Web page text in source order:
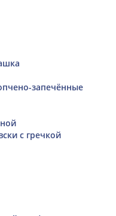
запечённые
с гречкой